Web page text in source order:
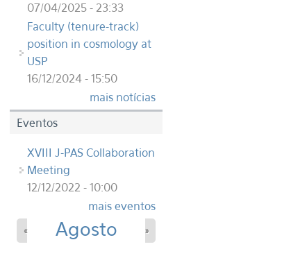
07/04/2025 - 23:33
Faculty (tenure-track)
position in cosmology at
USP
16/12/2024 - 15:50
mais notícias
Eventos
XVIII J-PAS Collaboration
Meeting
12/12/2022 - 10:00
mais eventos
Agosto
« »